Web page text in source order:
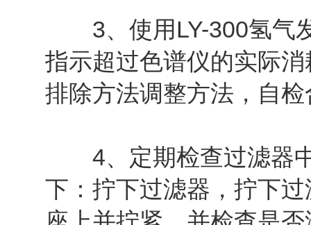
3、使用LY-300氢气发
指示超过色谱仪的实际
排除方法调整方法，自
4、定期检查过滤器中
下：拧下过滤器，拧下